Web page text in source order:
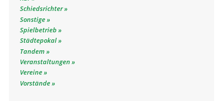
Schiedsrichter
Sonstige
Spielbetrieb
Städtepokal
Tandem
Veranstaltungen
Vereine
Vorstände